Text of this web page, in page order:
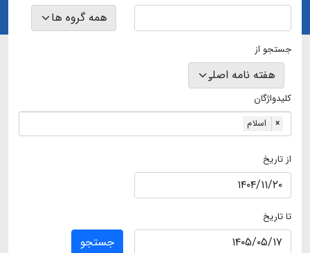
جستجو از
کلیدواژگان
اسلام
×
از تاریخ
تا تاریخ
جستجو